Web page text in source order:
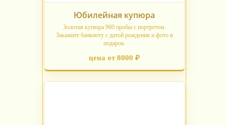
Юбилейная купюра
Золотая купюра 960 пробы с портретом.
Закажите банкноту с датой рождения и фото в
подарок.
цена от 8000 ₽